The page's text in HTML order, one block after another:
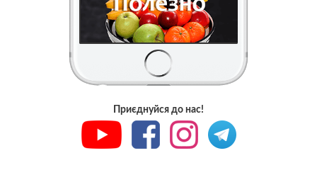
Приєднуйся до нас!